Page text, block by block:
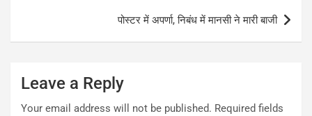
पोस्टर में अपर्णा, निबंध में मानसी ने मारी बाजी
Leave a Reply
Your email address will not be published. Required fields